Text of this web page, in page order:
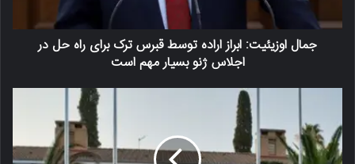
جمال اوزیئیت: ابراز اراده توسط قبرس ترک برای راه حل در
اجلاس ژنو بسیار مهم است